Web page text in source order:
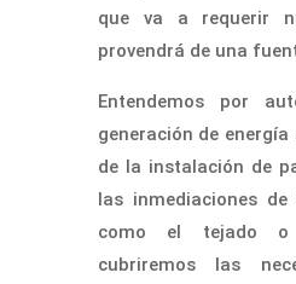
que va a requerir
provendrá de una
Entendemos por
generación de
de la instalación de
las inmediaciones
como el tejado
cubriremos las